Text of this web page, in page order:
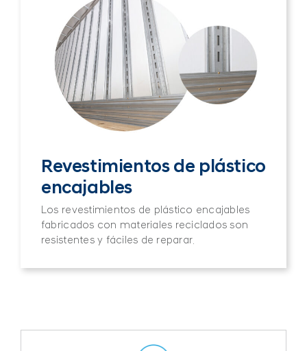
Revestimientos de plástico
encajables
Los revestimientos de plástico encajables
fabricados con materiales reciclados son
resistentes y fáciles de reparar.